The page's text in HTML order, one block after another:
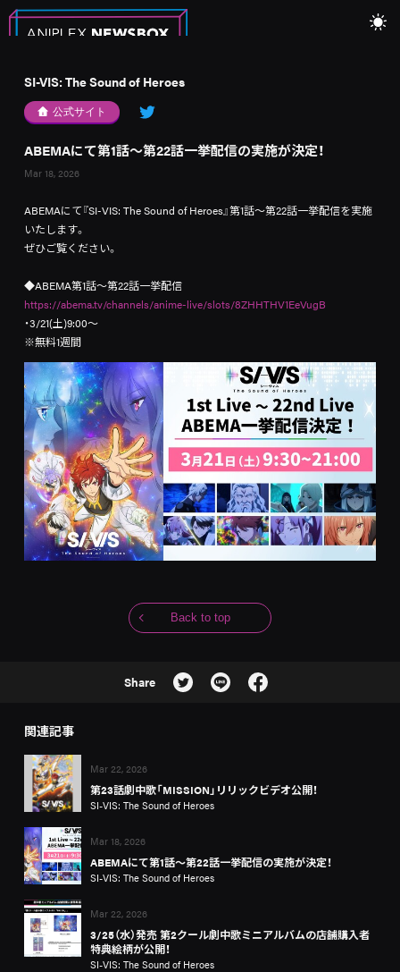
SI-VIS: The Sound of Heroes
公式サイト
ABEMAにて第1話～第22話一挙配信の実施が決定！
Mar 18, 2026
ABEMAにて『SI-VIS: The Sound of Heroes』第1話～第22話一挙配信を実施
いたします。
ぜひご覧ください。
◆ABEMA第1話～第22話一挙配信
https://abema.tv/channels/anime-live/slots/8ZHHTHV1EeVugB
・3/21(土)9:00〜
※無料1週間
Back to top
Share
関連記事
Mar 22, 2026
第23話劇中歌「MISSION」リリックビデオ公開！
SI-VIS: The Sound of Heroes
Mar 18, 2026
ABEMAにて第1話～第22話一挙配信の実施が決定！
SI-VIS: The Sound of Heroes
Mar 22, 2026
3/25（水）発売 第2クール劇中歌ミニアルバムの店舗購入者
特典絵柄が公開！
SI-VIS: The Sound of Heroes